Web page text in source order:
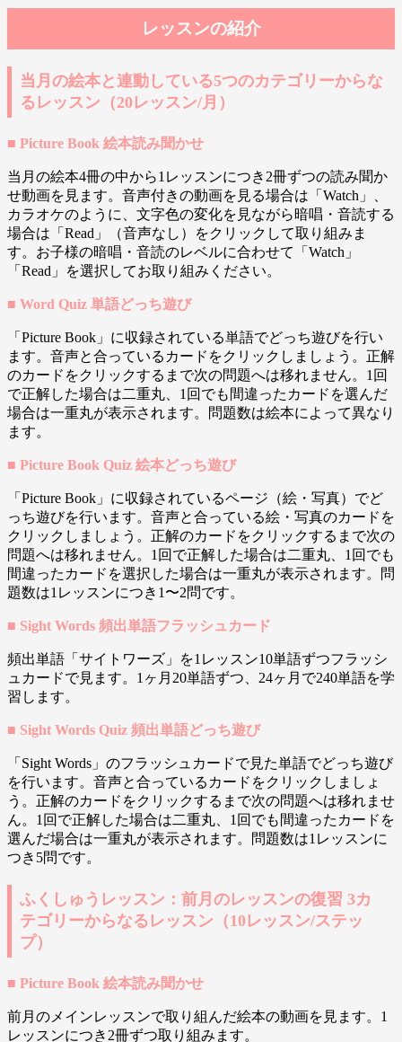
レッスンの紹介
当月の絵本と連動している5つのカテゴリーからな
るレッスン（20レッスン/月）
■ Picture Book 絵本読み聞かせ
当月の絵本4冊の中から1レッスンにつき2冊ずつの読み聞か
せ動画を見ます。音声付きの動画を見る場合は「Watch」、
カラオケのように、文字色の変化を見ながら暗唱・音読する
場合は「Read」（音声なし）をクリックして取り組みま
す。お子様の暗唱・音読のレベルに合わせて「Watch」
「Read」を選択してお取り組みください。
■ Word Quiz 単語どっち遊び
「Picture Book」に収録されている単語でどっち遊びを行い
ます。音声と合っているカードをクリックしましょう。正解
のカードをクリックするまで次の問題へは移れません。1回
で正解した場合は二重丸、1回でも間違ったカードを選んだ
場合は一重丸が表示されます。問題数は絵本によって異なり
ます。
■ Picture Book Quiz 絵本どっち遊び
「Picture Book」に収録されているページ（絵・写真）でど
っち遊びを行います。音声と合っている絵・写真のカードを
クリックしましょう。正解のカードをクリックするまで次の
問題へは移れません。1回で正解した場合は二重丸、1回でも
間違ったカードを選択した場合は一重丸が表示されます。問
題数は1レッスンにつき1〜2問です。
■ Sight Words 頻出単語フラッシュカード
頻出単語「サイトワーズ」を1レッスン10単語ずつフラッシ
ュカードで見ます。1ヶ月20単語ずつ、24ヶ月で240単語を学
習します。
■ Sight Words Quiz 頻出単語どっち遊び
「Sight Words」のフラッシュカードで見た単語でどっち遊び
を行います。音声と合っているカードをクリックしましょ
う。正解のカードをクリックするまで次の問題へは移れませ
ん。1回で正解した場合は二重丸、1回でも間違ったカードを
選んだ場合は一重丸が表示されます。問題数は1レッスンに
つき5問です。
ふくしゅうレッスン：前月のレッスンの復習 3カ
テゴリーからなるレッスン（10レッスン/ステッ
プ）
■ Picture Book 絵本読み聞かせ
前月のメインレッスンで取り組んだ絵本の動画を見ます。1
レッスンにつき2冊ずつ取り組みます。